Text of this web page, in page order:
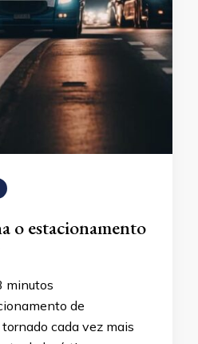
o estacionamento
minutos
de
cada vez mais